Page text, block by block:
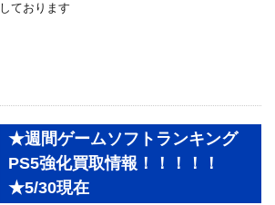
しております
★週間ゲームソフトランキング
PS5強化買取情報！！！！！
★5/30現在